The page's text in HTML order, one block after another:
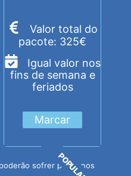
Valor total do
pacote: 325€
Igual valor nos
fins de semana e
feriados
Marcar
POPULAR
sofrer pequenos